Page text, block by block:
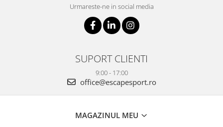
Urmareste-ne in social media
SUPORT CLIENTI
9:00 - 17:00
office@escapesport.ro
MAGAZINUL MEU